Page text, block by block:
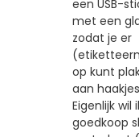
een USB-
met een
zodat je er
op kunt
aan
Eigenlijk wil
goedkoop